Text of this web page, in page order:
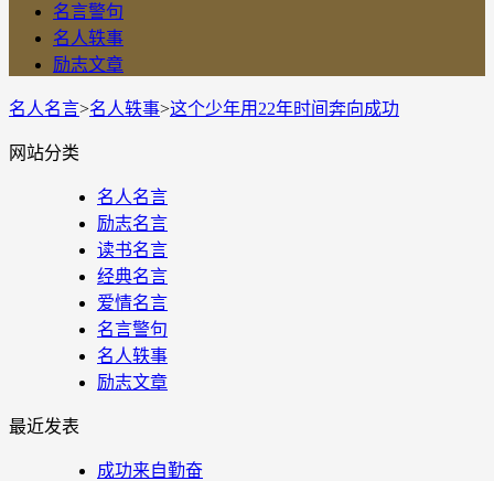
名言警句
名人轶事
励志文章
名人名言>名人轶事>这个少年用22年时间奔向成功
网站分类
名人名言
励志名言
读书名言
经典名言
爱情名言
名言警句
名人轶事
励志文章
最近发表
成功来自勤奋